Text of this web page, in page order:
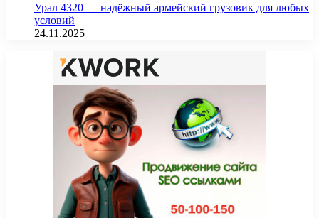
Урал 4320 — надёжный армейский грузовик для любых
условий
24.11.2025